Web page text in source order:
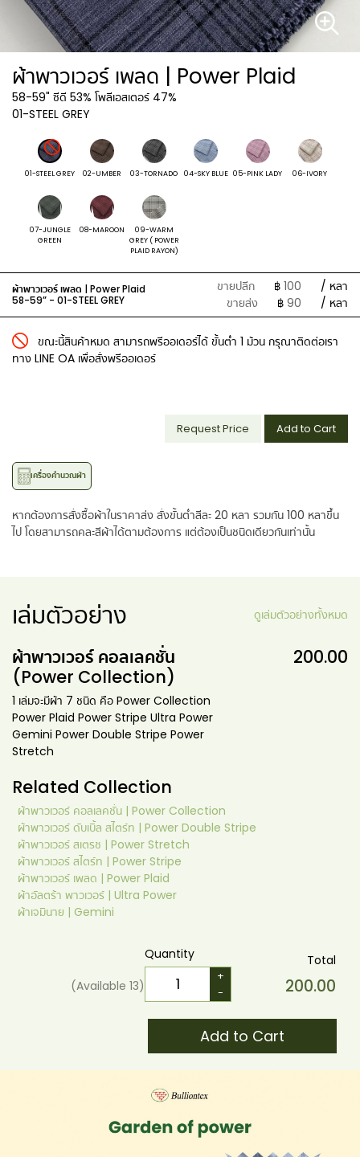
ผ้าพาวเวอร์ เพลด | Power Plaid
58-59" ซีดี 53% โพลีเอสเตอร์ 47%
01-STEEL GREY
01-STEEL GREY 02-UMBER 03-TORNADO 04-SKY BLUE 05-PINK LADY 06-IVORY
07-JUNGLE
GREEN
08-MAROON
09-WARM
GREY ( POWER
PLAID RAYON)
ผ้าพาวเวอร์ เพลด | Power Plaid
58-59” - 01-STEEL GREY
ขายปลีก ฿ 100
/ หลา
ขายส่ง
฿ 90 / หลา
ขณะนี้สินค้าหมด สามารถพรีออเดอร์ได้ ขั้นต่ำ 1 ม้วน กรุณาติดต่อเรา
ทาง LINE OA เพื่อสั่งพรีออเดอร์
Request Price Add to Cart
เครื่องคำนวณผ้า
หากต้องการสั่งซื้อผ้าในราคาส่ง สั่งขั้นต่ำสีละ 20 หลา รวมกัน 100 หลาขึ้น
ไป โดยสามารถคละสีผ้าได้ตามต้องการ แต่ต้องเป็นชนิดเดียวกันเท่านั้น
เล่มตัวอย่าง ดูเล่มตัวอย่างทั้งหมด
ผ้าพาวเวอร์ คอลเลคชั่น
(Power Collection)
1 เล่มจะมีผ้า 7 ชนิด คือ Power Collection
Power Plaid Power Stripe Ultra Power
Gemini Power Double Stripe Power
Stretch
200.00
Related Collection
ผ้าพาวเวอร์ คอลเลคชั่น | Power Collection
ผ้าพาวเวอร์ ดับเบิ้ล สไตร์ท | Power Double Stripe
ผ้าพาวเวอร์ สเตรช | Power Stretch
ผ้าพาวเวอร์ สไตร์ท | Power Stripe
ผ้าพาวเวอร์ เพลด | Power Plaid
ผ้าอัลตร้า พาวเวอร์ | Ultra Power
​ผ้าเจมินาย | Gemini
(Available 13)
Quantity
+
-
Total
200.00
Add to Cart